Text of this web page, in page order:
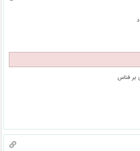
بر فناس